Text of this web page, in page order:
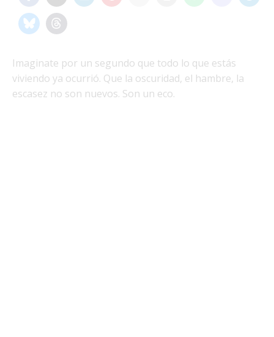
Imaginate por un segundo que todo lo que estás
viviendo ya ocurrió. Que la oscuridad, el hambre, la
escasez no son nuevos. Son un eco.